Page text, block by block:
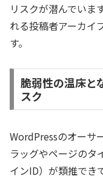
リスクが潜んでいま
れる投稿者アーカイ
す。
脆弱性の温床と
スク
WordPressのオーサ
ラッグやページのタ
インID）が類推でき